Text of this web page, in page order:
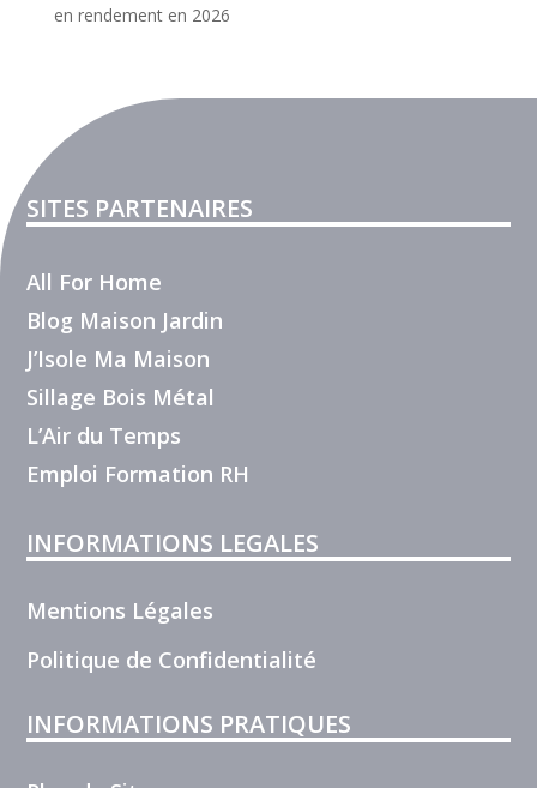
en rendement en 2026
SITES PARTENAIRES
All For Home
Blog Maison Jardin
J’Isole Ma Maison
Sillage Bois Métal
L’Air du Temps
Emploi Formation RH
INFORMATIONS LEGALES
Mentions Légales
Politique de Confidentialité
INFORMATIONS PRATIQUES